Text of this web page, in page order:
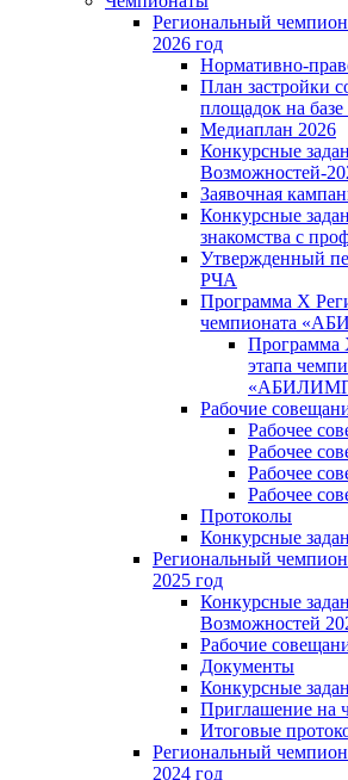
Региональный
2026 год
Нормативно-
План застройки
площадок на
Медиаплан 2026
Конкурсные
Возможностей-
Заявочная
Конкурсные
знакомства с
Утвержденный
РЧА
Программа X
чемпионата
Программа
этапа
Рабочие
Рабочее
Рабочее
Рабочее
Рабочее
Протоколы
Конкурсные
Региональный
2025 год
Конкурсные
Возможностей
Рабочие
Документы
Конкурсные
Приглашение на
Итоговые
Региональный
2024 год